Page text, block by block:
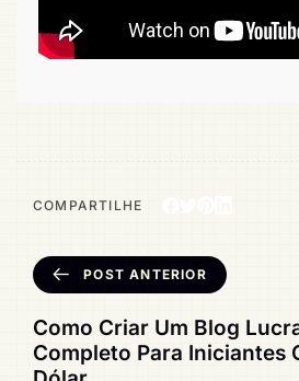
COMPARTILHE
POST ANTERIOR
Como Criar Um Blog
Completo Para Iniciantes